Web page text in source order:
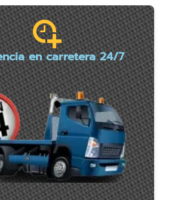
en carretera 24/7